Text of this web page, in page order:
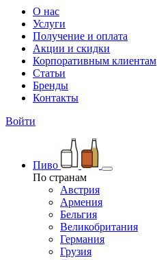
О нас
Услуги
Получение и оплата
Акции и скидки
Корпоративным клиентам
Статьи
Бренды
Контакты
Войти
Пиво
По странам
Австрия
Армения
Бельгия
Великобритания
Германия
Грузия